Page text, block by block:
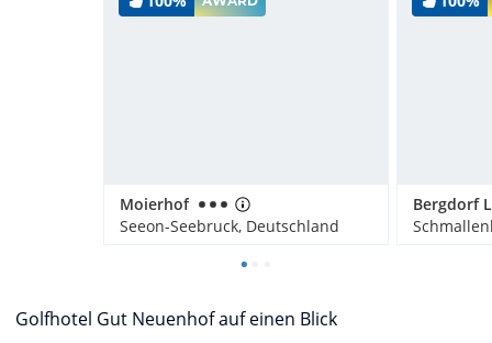
Moierhof
Seeon-Seebruck, Deutschland
Golfhotel Gut Neuenhof auf einen Blick